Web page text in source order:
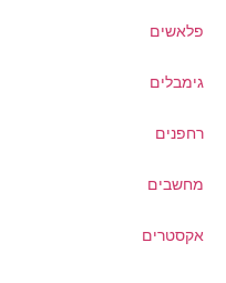
פלאשים
גימבלים
רחפנים
מחשבים
אקסטרים